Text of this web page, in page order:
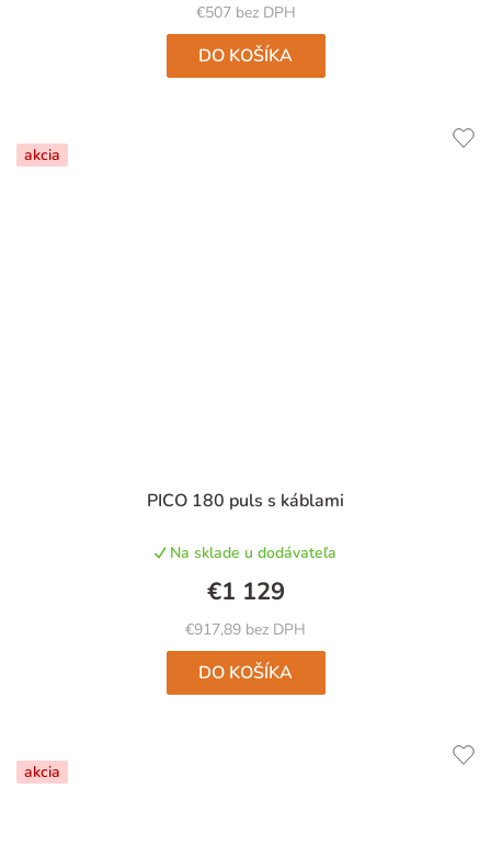
€507 bez DPH
DO KOŠÍKA
akcia
PICO 180 puls s káblami
Na sklade u dodávateľa
€917,89 bez DPH
€1 129
DO KOŠÍKA
akcia